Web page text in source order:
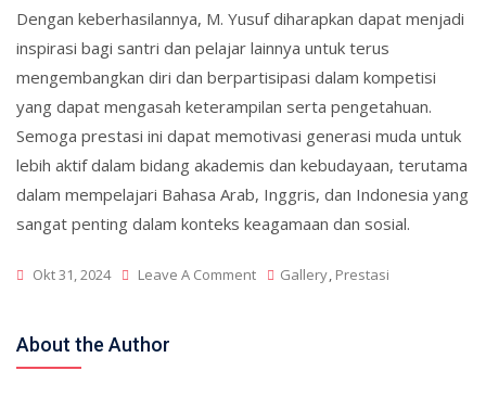
Dengan keberhasilannya, M. Yusuf diharapkan dapat menjadi
inspirasi bagi santri dan pelajar lainnya untuk terus
mengembangkan diri dan berpartisipasi dalam kompetisi
yang dapat mengasah keterampilan serta pengetahuan.
Semoga prestasi ini dapat memotivasi generasi muda untuk
lebih aktif dalam bidang akademis dan kebudayaan, terutama
dalam mempelajari Bahasa Arab, Inggris, dan Indonesia yang
sangat penting dalam konteks keagamaan dan sosial.
Okt 31, 2024 Leave A CommentOn Gallery, Prestasi
About the Author